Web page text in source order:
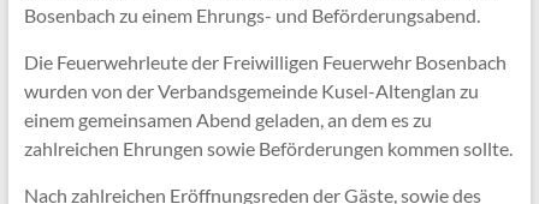
Bosenbach zu einem Ehrungs- und Beförderungsabend.
Die Feuerwehrleute der Freiwilligen Feuerwehr Bosenbach
wurden von der Verbandsgemeinde Kusel-Altenglan zu
einem gemeinsamen Abend geladen, an dem es zu
zahlreichen Ehrungen sowie Beförderungen kommen sollte.
Nach zahlreichen Eröffnungsreden der Gäste, sowie des